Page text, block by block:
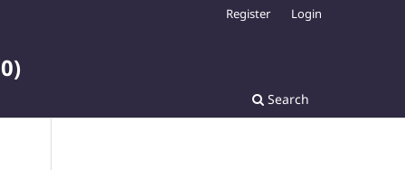
Search
Register Login